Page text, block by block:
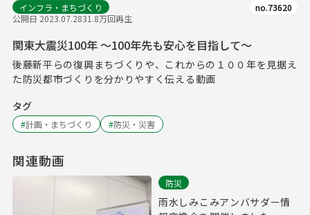
インフラ・まちづくり
公開日 2023.07.2831.8万回再生
no.73620
関東大震災100年 ～100年先も安心を目指して～
後藤新平らの復興まちづくりや、これからの１００年を見据え
た防災都市づくりを分かりやすく伝える動画
タグ
#計画・まちづくり #防災・災害
関連動画
防災
雨水しみこみアンバサダー情